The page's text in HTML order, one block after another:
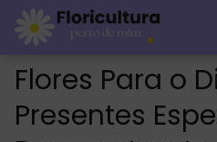
Flores Para o
Presentes